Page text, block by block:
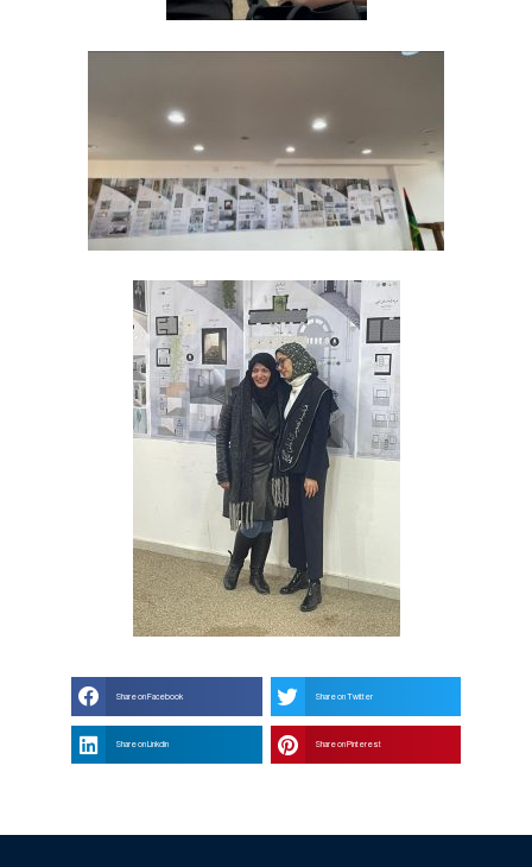
Share on Facebook Share on Twitter
Share on Linkdin Share on Pinterest